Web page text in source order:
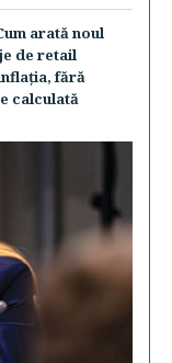
arată noul
de retail
fără
calculată